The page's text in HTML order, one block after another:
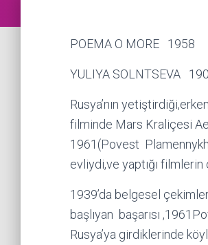
POEMA O MORE 1958
YULIYA SOLNTSEVA
Rusya’nın
filminde Mars Kraliçesi
1961(Povest
evliydi,ve yaptığı filmlerin
1939’da belgesel
başlıyan başarısı
Rusya’ya girdiklerinde